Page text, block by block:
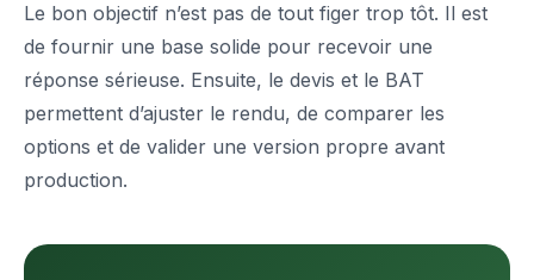
Le bon objectif n’est pas de tout figer trop tôt. Il est
de fournir une base solide pour recevoir une
réponse sérieuse. Ensuite, le devis et le BAT
permettent d’ajuster le rendu, de comparer les
options et de valider une version propre avant
production.